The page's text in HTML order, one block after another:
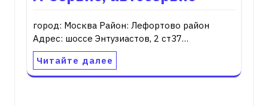
город: Москва Район: Лефортово район
Адрес: шоссе Энтузиастов, 2 ст37…
Читайте далее